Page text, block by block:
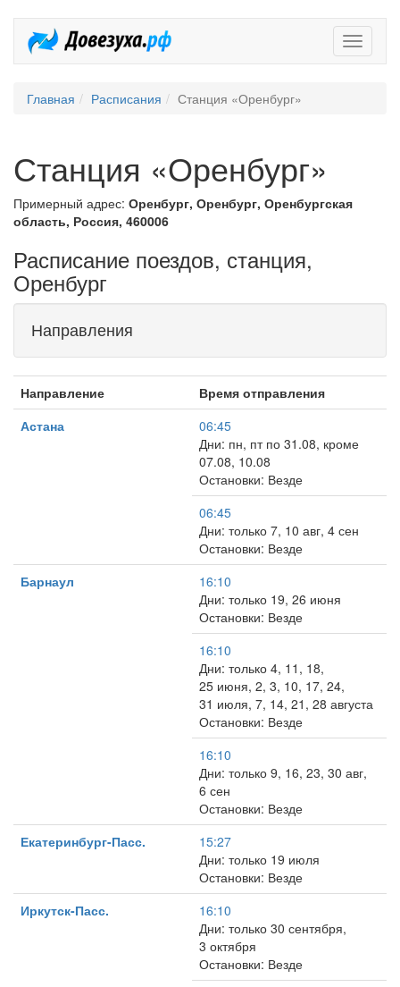
Главная Расписания Станция «Оренбург»
Станция «Оренбург»
Примерный адрес: Оренбург, Оренбург, Оренбургская
область, Россия, 460006
Расписание поездов, станция,
Оренбург
Направления
Направление
Время отправления
Астана
06:45
Дни: пн, пт по 31.08, кроме
07.08, 10.08
Остановки: Везде
06:45
Дни: только 7, 10 авг, 4 сен
Остановки: Везде
Барнаул
16:10
Дни: только 19, 26 июня
Остановки: Везде
16:10
Дни: только 4, 11, 18,
25 июня, 2, 3, 10, 17, 24,
31 июля, 7, 14, 21, 28 августа
Остановки: Везде
16:10
Дни: только 9, 16, 23, 30 авг,
6 сен
Остановки: Везде
Екатеринбург-Пасс.
15:27
Дни: только 19 июля
Остановки: Везде
Иркутск-Пасс.
16:10
Дни: только 30 сентября,
3 октября
Остановки: Везде